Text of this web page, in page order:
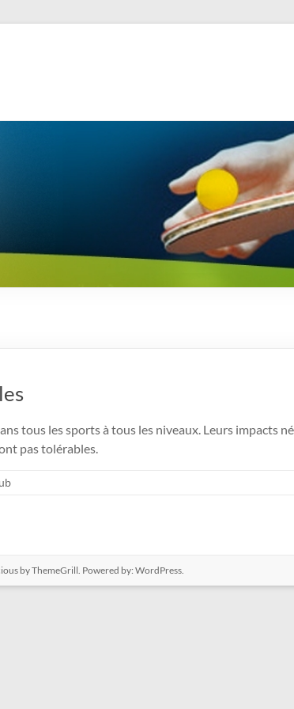
tous les sports à tous les niveaux. Leurs
pas tolérables.
by ThemeGrill. Powered by: WordPress.